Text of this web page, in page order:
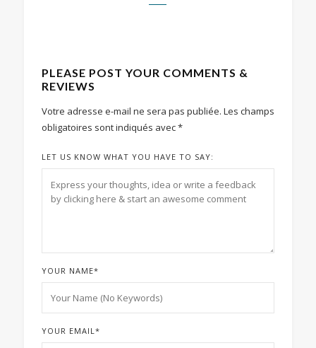
PLEASE POST YOUR COMMENTS &
REVIEWS
Votre adresse e-mail ne sera pas publiée. Les champs
obligatoires sont indiqués avec*
LET US KNOW WHAT YOU HAVE TO SAY:
YOUR NAME*
YOUR EMAIL*